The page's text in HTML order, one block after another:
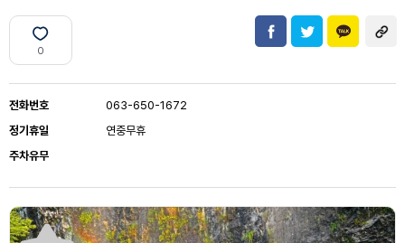
0
전화번호
063-650-1672
정기휴일
연중무휴
주차유무